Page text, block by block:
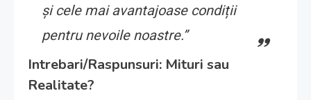
și cele mai avantajoase condiții
pentru nevoile noastre.”
Intrebari/Raspunsuri: Mituri sau
Realitate?